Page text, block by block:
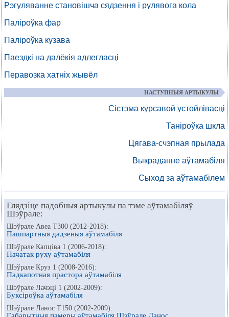
Рэгуляванне становішча сядзення і рулявога кола
Паліроўка фар
Паліроўка кузава
Паездкі на далёкія адлегласці
Перавозка хатніх жывёл
НАСТУПНЫЯ АРТЫКУЛЫ
Сістэма курсавой устойлівасці
Таніроўка шкла
Цягава-счэпная прылада
Выкраданне аўтамабіля
Сыход за аўтамабілем
Глядзіце падобныя артыкулы па тэме аўтамабіляў
Шэўрале:
Шэўрале Авеа Т300 (2012-2018):
Пашпартныя дадзеныя аўтамабіля
Шэўрале Капціва 1 (2006-2018):
Пачатак руху аўтамабіля
Шэўрале Круз 1 (2008-2016):
Падкапотная прастора аўтамабіля
Шэўрале Лачэці 1 (2002-2009):
Буксіроўка аўтамабіля
Шэўрале Ланос Т150 (2002-2009):